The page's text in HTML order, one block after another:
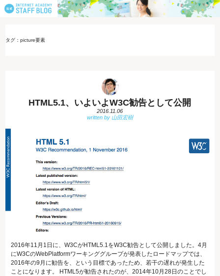
タグ：picture要素
HTML5.1、いよいよW3C勧告として公開
2016.11.06
2016年11月1日に、W3CがHTML5.1をW3C勧告として公開しました。4月
にW3CのWebPlatformワーキンググループが発表したロードマップでは、
2016年の9月に勧告を、という目標であったため、若干の遅れが発生した
ことになります。 HTML5が勧告されたのが、2014年10月28日のことでし